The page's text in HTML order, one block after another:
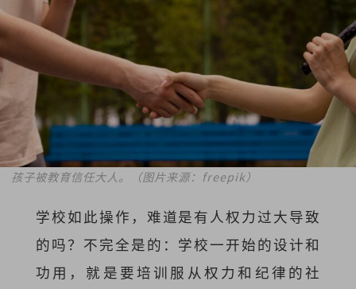
孩子被教育信任大人。（图片来源：freepik）
学校如此操作，难道是有人权力过大导致
的吗？不完全是的：学校一开始的设计和
功用，就是要培训服从权力和纪律的社